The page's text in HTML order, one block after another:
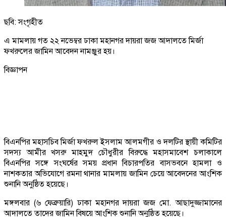
ছবি: সংগৃহীত
এ মামলায় গত ২২ নভেম্বর ঢাকা মহানগর দায়রা জজ আদালতে মির্জা
ফখরুলের জামিন আবেদন নামঞ্জুর হয়।
বিজ্ঞাপন
বিএনপির মহাসচিব মির্জা ফখরুল ইসলাম আলমগীর ও দলটির স্থায়ী কমিটির
সদস্য আমীর খসরু মাহমুদ চৌধুরীর বিরুদ্ধে মহাসমাবেশ চলাকালে
বিএনপির সঙ্গে সংঘর্ষের সময় প্রধান বিচারপতির বাসভবনে হামলা ও
নাশকতার অভিযোগে রমনা থানার মামলায় জামিন চেয়ে আবেদনের আংশিক
শুনানি অনুষ্ঠিত হয়েছে।
মঙ্গলবার (৬ ফেব্রুয়ারি) ঢাকা মহানগর দায়রা জজ মো. আছাদুজ্জামানের
আদালতে তাদের জামিন বিষয়ে আংশিক শুনানি অনুষ্ঠিত হয়েছে।